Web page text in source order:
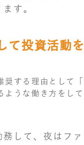
す。
て投資活動
奨する理由として
ような働き方をし
務して、夜はフ